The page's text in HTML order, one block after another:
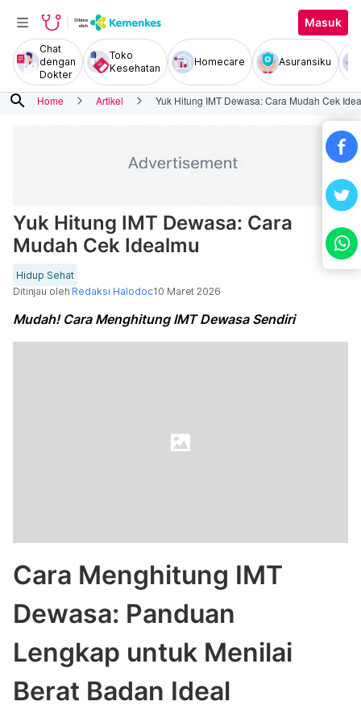
Masuk
Chat
dengan
Dokter
Toko
Kesehatan
Homecare Asuransiku
search Home Artikel Yuk Hitung IMT Dewasa: Cara Mudah Cek
Yuk Hitung IMT Dewasa: Cara
Mudah Cek Idealmu
Hidup Sehat
Ditinjau oleh Redaksi Halodoc10 Maret 2026
Mudah! Cara Menghitung IMT Dewasa Sendiri
Cara Menghitung IMT
Dewasa: Panduan
Lengkap untuk Menilai
Berat Badan Ideal